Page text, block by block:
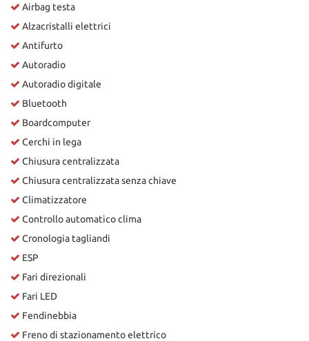
Airbag testa
Alzacristalli elettrici
Antifurto
Autoradio
Autoradio digitale
Bluetooth
Boardcomputer
Cerchi in lega
Chiusura centralizzata
Chiusura centralizzata senza chiave
Climatizzatore
Controllo automatico clima
Cronologia tagliandi
ESP
Fari direzionali
Fari LED
Fendinebbia
Freno di stazionamento elettrico